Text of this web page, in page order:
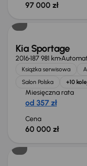
97 000 zł
Kia Sportage
2016187 981 km
Książka serwisowa
Salon Polska
+10
Miesięczna rata
od 357 zł
Cena
60 000 zł
Możliwość